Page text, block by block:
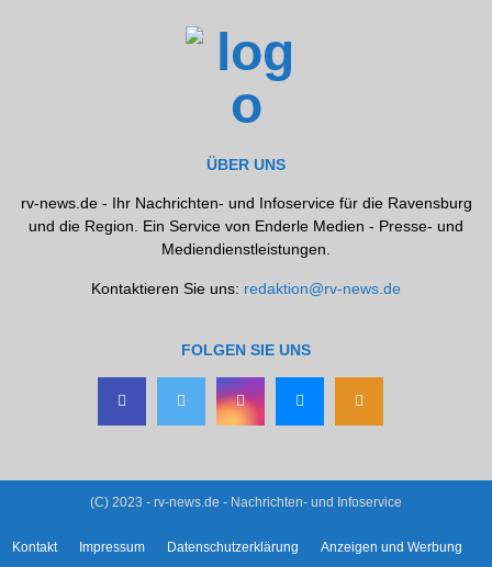
ÜBER UNS
rv-news.de - Ihr Nachrichten- und Infoservice für die Ravensburg
und die Region. Ein Service von Enderle Medien - Presse- und
Mediendienstleistungen.
Kontaktieren Sie uns: redaktion@rv-news.de
FOLGEN SIE UNS
(C) 2023 - rv-news.de - Nachrichten- und Infoservice
Kontakt Impressum Datenschutzerklärung
Anzeigen und Werbung